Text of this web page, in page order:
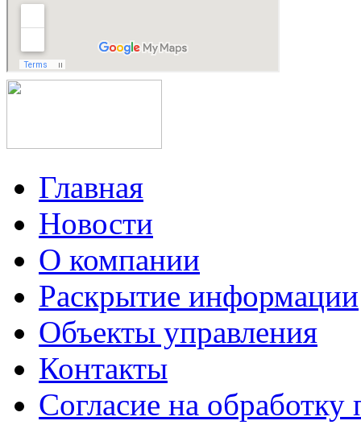
Главная
Новости
О компании
Раскрытие информации
Объекты управления
Контакты
Согласие на